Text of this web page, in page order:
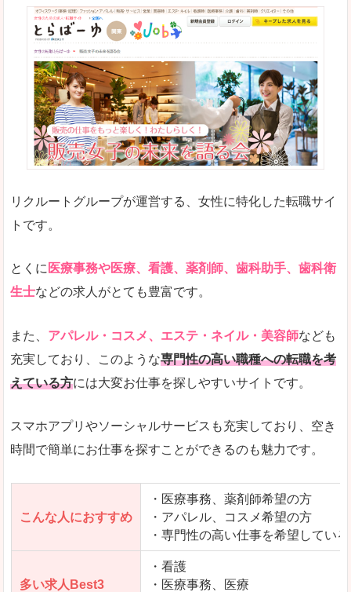
リクルートグループが運営する、女性に特化した転職サイ
トです。
とくに 医療事務や医療、看護、薬剤師、歯科助手、歯科衛
生士などの求人がとても豊富です。
また、 アパレル・コスメ、エステ・ネイル・美容師なども
充実しており、このような専門性の高い職種への転職を考
えている方には大変お仕事を探しやすいサイトです。
スマホアプリやソーシャルサービスも充実しており、空き
時間で簡単にお仕事を探すことができるのも魅力です。
こんな人におすすめ
・医療事務、薬剤師希望の方
・アパレル、コスメ希望の方
・専門性の高い仕事を希望してい
多い求人Best3
・看護
・医療事務、医療